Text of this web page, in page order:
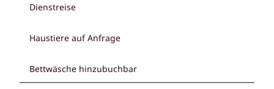
Dienstreise
Haustiere auf Anfrage
Bettwäsche hinzubuchbar